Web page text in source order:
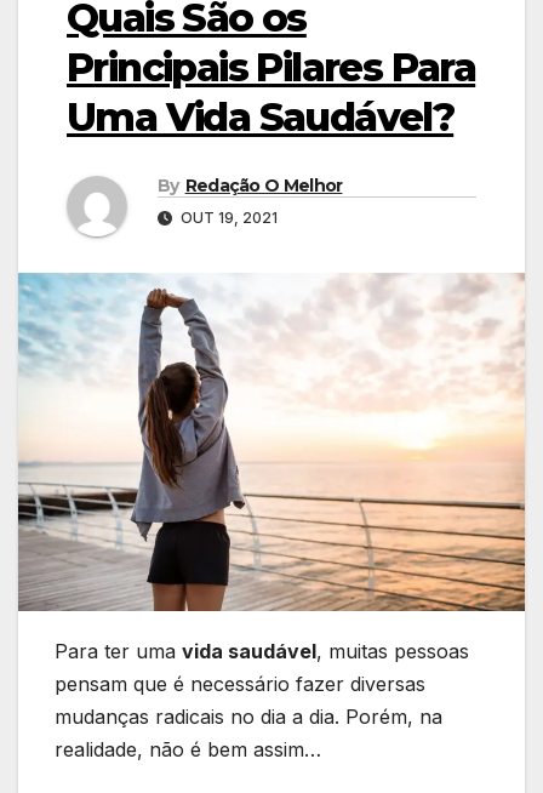
Quais São os
Principais Pilares Para
Uma Vida Saudável?
By Redação O Melhor
OUT 19, 2021
Para ter uma vida saudável, muitas pessoas
pensam que é necessário fazer diversas
mudanças radicais no dia a dia. Porém, na
realidade, não é bem assim…